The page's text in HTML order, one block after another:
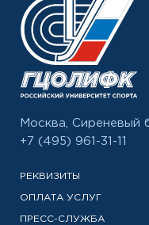
Москва, Сиреневый
+7 (495) 961-31-11
РЕКВИЗИТЫ
ОПЛАТА УСЛУГ
ПРЕСС-СЛУЖБА